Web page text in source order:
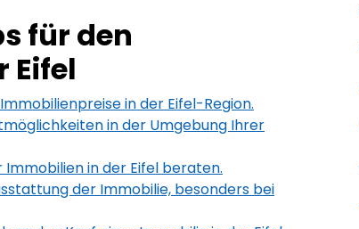
für den
Eifel
in der Eifel-Region.
in der Umgebung Ihrer
Immobilien in der Eifel beraten.
der Immobilie, besonders bei